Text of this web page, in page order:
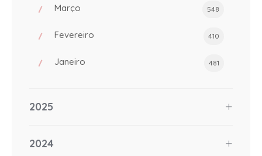
Março 548
Fevereiro 410
Janeiro 481
2025
2024